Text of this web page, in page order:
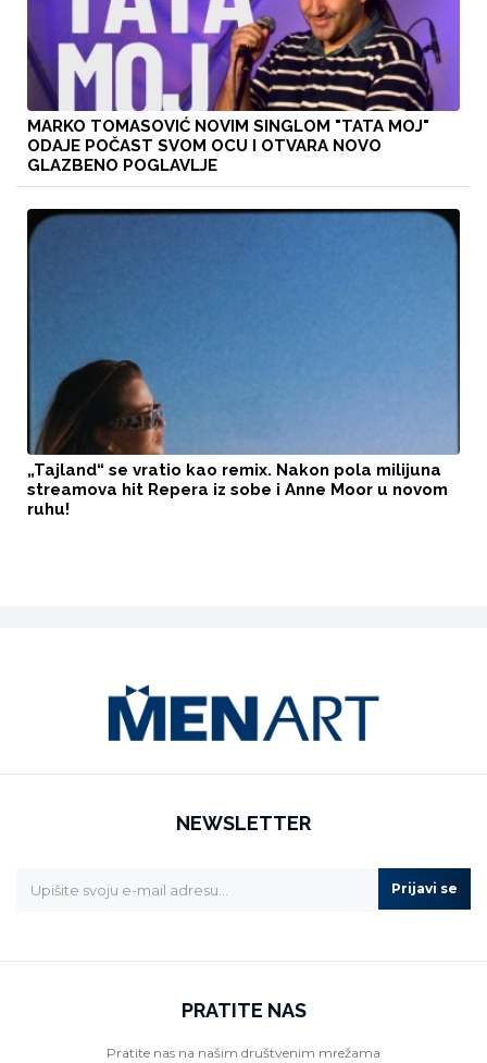
MARKO TOMASOVIĆ NOVIM SINGLOM "TATA MOJ"
ODAJE POČAST SVOM OCU I OTVARA NOVO
GLAZBENO POGLAVLJE
„Tajland“ se vratio kao remix. Nakon pola milijuna
streamova hit Repera iz sobe i Anne Moor u novom
ruhu!
NEWSLETTER
Prijavi se
PRATITE NAS
Pratite nas na našim društvenim mrežama